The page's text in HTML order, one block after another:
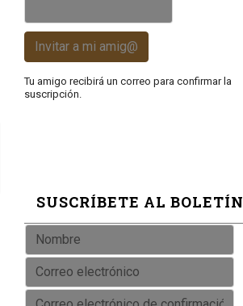
Invitar a mi amig@
Tu amigo recibirá un correo para confirmar la
suscripción.
SUSCRÍBETE AL BOLETÍN